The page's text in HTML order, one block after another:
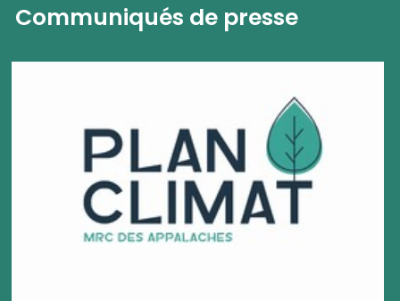
Communiqués de presse